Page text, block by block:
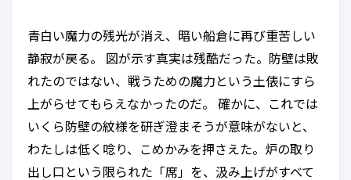
青白い魔力の残光が消え、暗い船倉に再び重苦しい
静寂が戻る。 図が示す真実は残酷だった。防壁は敗
れたのではない、戦うための魔力という土俵にすら
上がらせてもらえなかったのだ。 確かに、これでは
いくら防壁の紋様を研ぎ澄まそうが意味がないと、
わたしは低く唸り、こめかみを押さえた。炉の取り
出し口という限られた「席」を、汲み上げがすべて